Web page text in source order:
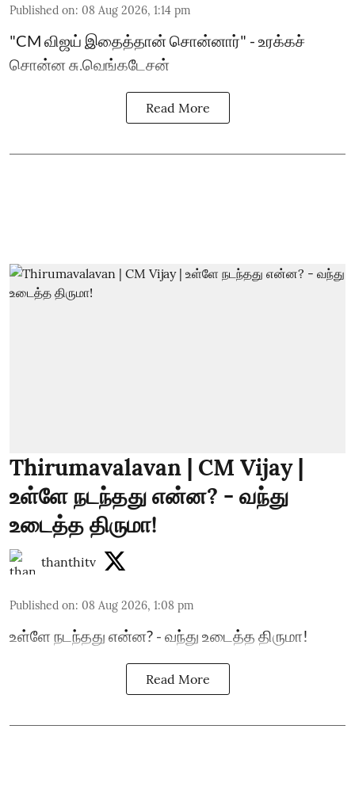
Published on: 08 Aug 2026, 1:14 pm
"CM விஜய் இதைத்தான் சொன்னார்" - உரக்கச்
சொன்ன சு.வெங்கடேசன்
Read More
Thirumavalavan | CM Vijay |
உள்ளே நடந்தது என்ன? - வந்து
உடைத்த திருமா!
thanthitv
Published on: 08 Aug 2026, 1:08 pm
உள்ளே நடந்தது என்ன? - வந்து உடைத்த திருமா!
Read More